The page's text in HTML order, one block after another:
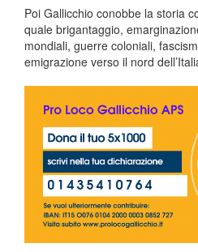
Poi Gallicchio conobbe la storia
quale brigantaggio,
mondiali, guerre coloniali,
emigrazione verso il nord